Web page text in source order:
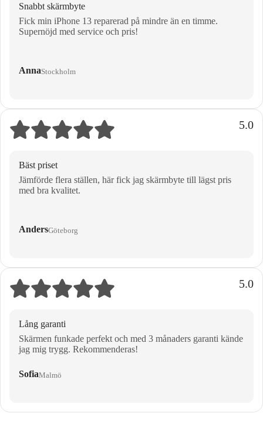
Snabbt skärmbyte
Fick min iPhone 13 reparerad på mindre än en timme.
Supernöjd med service och pris!
AnnaStockholm
5.0
Bäst priset
Jämförde flera ställen, här fick jag skärmbyte till lägst pris
med bra kvalitet.
AndersGöteborg
5.0
Lång garanti
Skärmen funkade perfekt och med 3 månaders garanti kände
jag mig trygg. Rekommenderas!
SofiaMalmö